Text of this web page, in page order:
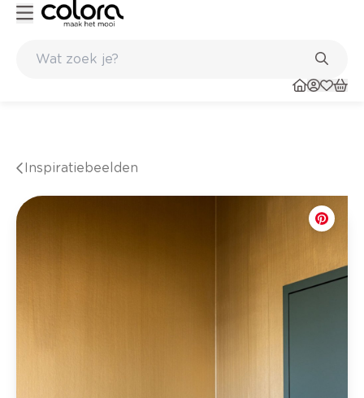
Inspiratiebeelden